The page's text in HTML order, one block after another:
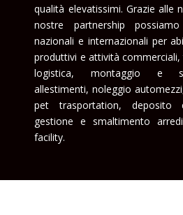
qualità elevatissimi. Grazie alle
nostre partnership
nazionali e internazionali per
produttivi e attività
logistica, montaggio e
allestimenti, noleggio
pet trasportation, deposito
gestione e smaltimento
facility.